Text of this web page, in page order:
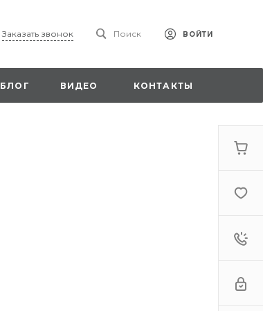
Заказать звонок Поиск ВОЙТИ
БЛОГ ВИДЕО КОНТАКТЫ